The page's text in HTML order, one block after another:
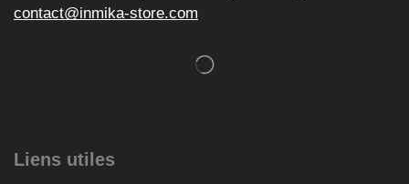
contact@inmika-store.com
Liens utiles